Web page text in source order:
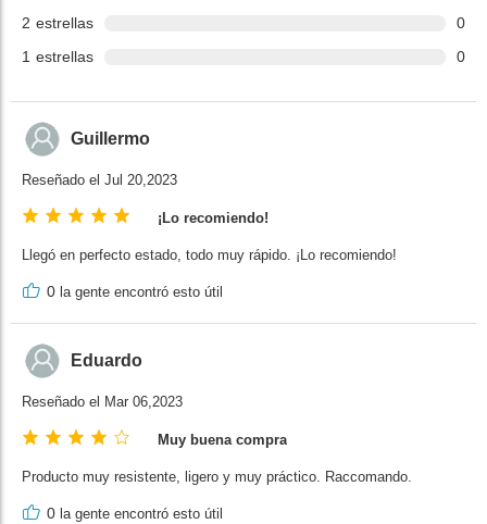
2 estrellas
0
1 estrellas 0
Guillermo
Reseñado el Jul 20,2023
¡Lo recomiendo!
Llegó en perfecto estado, todo muy rápido. ¡Lo recomiendo!
0 la gente encontró esto útil
Eduardo
Reseñado el Mar 06,2023
Muy buena compra
Producto muy resistente, ligero y muy práctico. Raccomando.
0 la gente encontró esto útil